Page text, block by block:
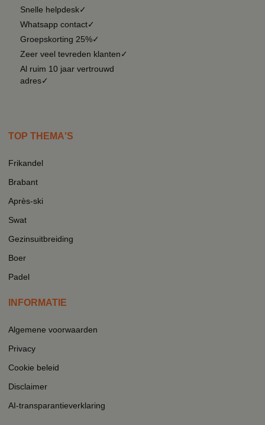
Snelle helpdesk✓
Whatsapp contact✓
Groepskorting 25%✓
Zeer veel tevreden klanten✓
Al ruim 10 jaar vertrouwd
adres✓
TOP THEMA'S
Frikandel
Brabant
Après-ski
Swat
Gezinsuitbreiding
Boer
Padel
INFORMATIE
Algemene voorwaarden
Privacy
Cookie beleid
Disclaimer
AI-transparantieverklaring